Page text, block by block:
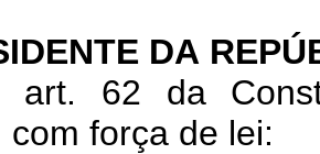
DA
art. 62 da
com força de lei: